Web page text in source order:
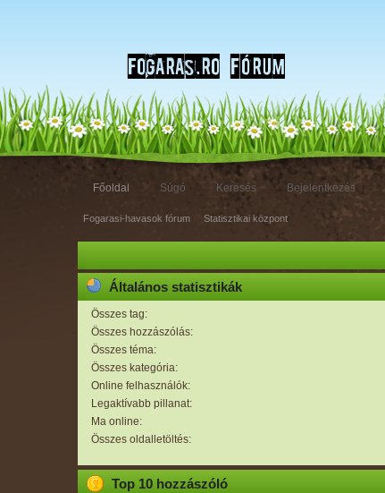
Főoldal Súgó Keresés Bejelentkezés
Fogarasi-havasok fórum Statisztikai központ
Általános statisztikák
Összes tag:
Összes hozzászólás:
Összes téma:
Összes kategória:
Online felhasználók:
Legaktívabb pillanat:
Ma online:
Összes oldalletöltés:
Top 10 hozzászóló